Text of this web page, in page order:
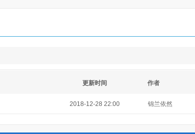
更新时间 作者
2018-12-28 22:00 锦兰依然